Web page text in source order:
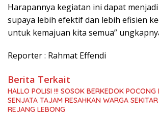
Harapannya kegiatan ini dapat
supaya lebih efektif dan lebih efisien
untuk kemajuan kita semua”
Reporter : Rahmat Effendi
Berita Terkait
HALLO POLISI !!! SOSOK BERKEDOK
SENJATA TAJAM RESAHKAN WARGA
REJANG LEBONG